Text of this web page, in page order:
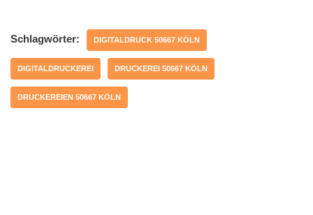
Schlagwörter: DIGITALDRUCK 50667 KÖLN
DIGITALDRUCKEREI DRUCKEREI 50667 KÖLN
DRUCKEREIEN 50667 KÖLN